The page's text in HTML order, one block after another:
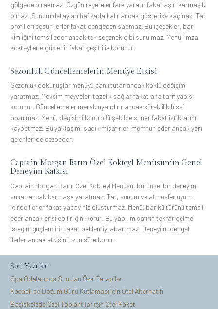
gölgede bırakmaz. Özgün reçeteler fark yaratır fakat aşırı karmaşık
olmaz. Sunum detayları hafızada kalır ancak gösterişe kaçmaz. Tat
profilleri cesur ilerler fakat dengeden sapmaz. Bu içecekler, bar
kimliğini temsil eder ancak tek seçenek gibi sunulmaz. Menü, imza
kokteyllerle güçlenir fakat çeşitlilik korunur.
Sezonluk Güncellemelerin Menüye Etkisi
Sezonluk dokunuşlar menüyü canlı tutar ancak köklü değişim
yaratmaz. Mevsim meyveleri tazelik sağlar fakat ana tarif yapısı
korunur. Güncellemeler merak uyandırır ancak süreklilik hissi
bozulmaz. Menü, değişimi kontrollü şekilde sunar fakat istikrarını
kaybetmez. Bu yaklaşım, sadık misafirleri memnun eder ancak yeni
gelenleri de cezbeder.
Captain Morgan Barın Özel Kokteyl Menüsünün Genel
Deneyim Katkısı
Captain Morgan Barın Özel Kokteyl Menüsü, bütünsel bir deneyim
sunar ancak karmaşa yaratmaz. Tat, sunum ve atmosfer uyum
içinde ilerler fakat yapay his oluşturmaz. Menü, bar kültürünü temsil
eder ancak erişilebilirliğini korur. Bu yapı, misafirin tekrar gelme
isteğini güçlendirir fakat beklentiyi abartmaz. Deneyim, dengeli
ilerler ancak etkisini uzun süre korur.
Son Yazılar
Spa Odalarında Sunulan Özel Terapiler
Kocaeli de Doğum Günü Kutlaması için Otel Alternatifi
Başiskelede Özel Toplantılar için Otel Paketi